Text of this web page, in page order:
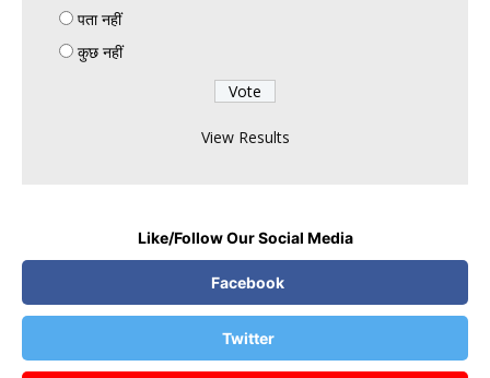
सांसदों को सदन में रहने का निर्देश
पता नहीं
कुछ नहीं
View Results
Like/Follow Our Social Media
Facebook
Twitter